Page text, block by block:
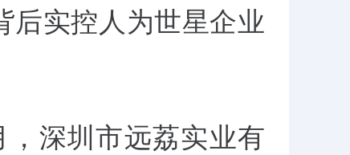
后实控人为世星企业
深圳市远荔实业有